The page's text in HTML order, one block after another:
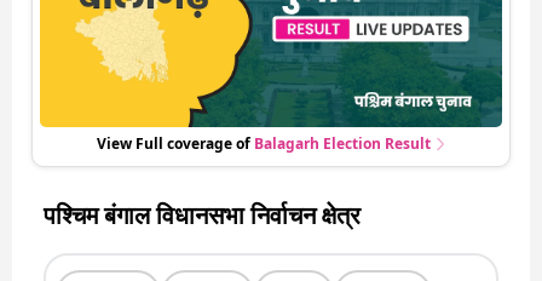
View Full coverage of Balagarh Election Result
पश्चिम बंगाल विधानसभा निर्वाचन क्षेत्र